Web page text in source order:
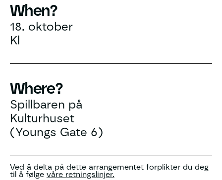
When?
18. oktober
Kl
Where?
Spillbaren på
Kulturhuset
(Youngs Gate 6)
Ved å delta på dette arrangementet forplikter du deg
til å følge våre retningslinjer.